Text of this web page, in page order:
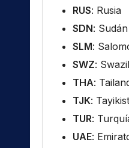
RUS: Rusia
SDN: Sudán
SLM:
SWZ:
THA:
TJK:
TUR:
UAE: